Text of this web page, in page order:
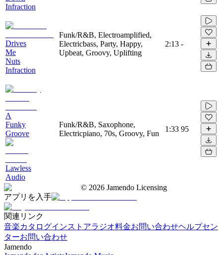
Infraction
Drives
Me
Nuts
Infraction
Funk/R&B, Electroamplified,
Electricbass, Party, Happy,
Upbeat, Groovy, Uplifting
2:13 -
A
Funky
Groove
Lawless
Audio
Funk/R&B, Saxophone,
Electricpiano, 70s, Groovy, Fun
1:33 95
© 2026 Jamendo Licensing
アプリを入手
関連リンク
音楽カタログインストアラジオ料金お問い合わせヘルプセン
ターお問い合わせ
Jamendo